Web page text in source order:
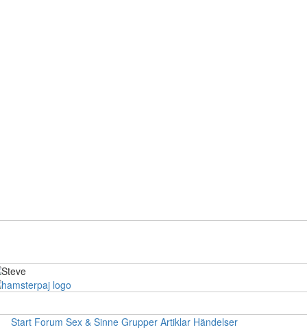
Start Forum Sex & Sinne Grupper Artiklar Händelser